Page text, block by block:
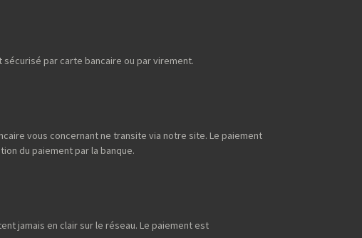
par carte bancaire ou par virement.
vous concernant ne transite via notre site. Le paiement
du paiement par la banque.
jamais en clair sur le réseau. Le paiement est